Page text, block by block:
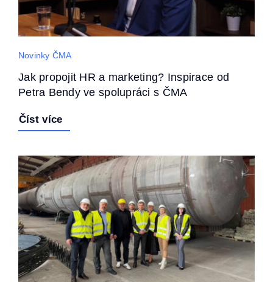
Novinky ČMA
Jak propojit HR a marketing? Inspirace od
Petra Bendy ve spolupráci s ČMA
Číst více